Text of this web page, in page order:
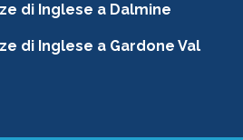
di Inglese a Dalmine
di Inglese a Gardone Val